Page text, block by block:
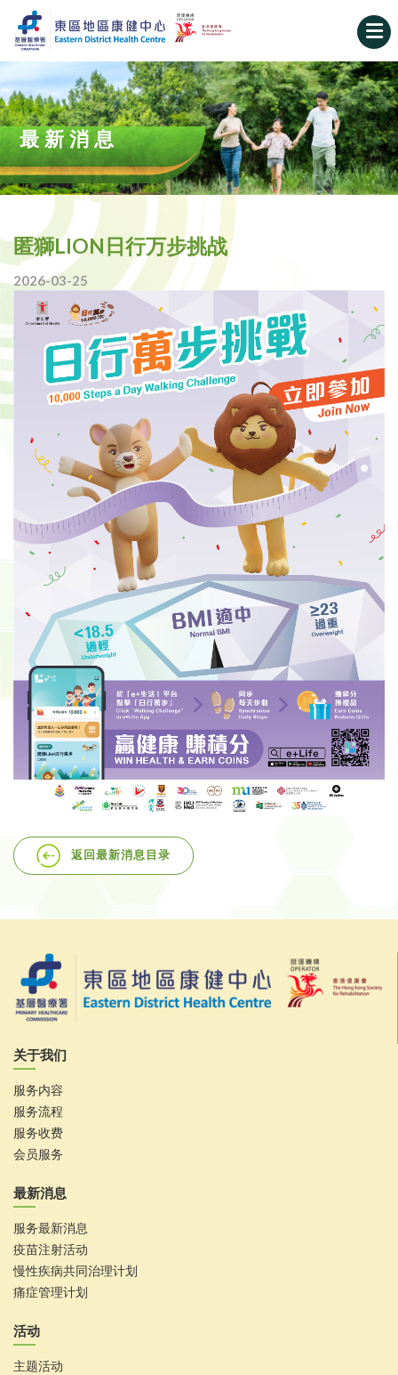
最新消息
匿獅LION日行万步挑战
2026-03-25
返回最新消息目录
关于我们
服务内容
服务流程
服务收费
会员服务
最新消息
服务最新消息
疫苗注射活动
慢性疾病共同治理计划
痛症管理计划
活动
主题活动